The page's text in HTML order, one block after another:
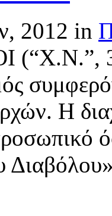
2012 in
Η